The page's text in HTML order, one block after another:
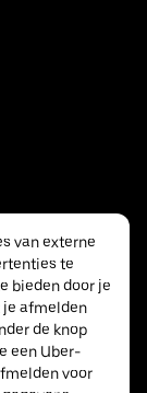
van externe
te
bieden door je
je afmelden
de knop
een Uber-
voor